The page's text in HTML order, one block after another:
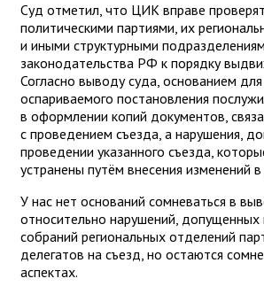
Суд отметил, что ЦИК вправе
политическими партиями, их
и иными структурными
законодательства РФ к порядку
Согласно выводу суда, основанием для
оспариваемого постановления
в оформлении копий документов,
с проведением съезда, а нарушения,
проведении указанного съезда,
устранены путём внесения изменений
У нас нет оснований сомневаться в
относительно нарушений, допущенных
собраний региональных отделений
делегатов на съезд, но остаются
аспектах.